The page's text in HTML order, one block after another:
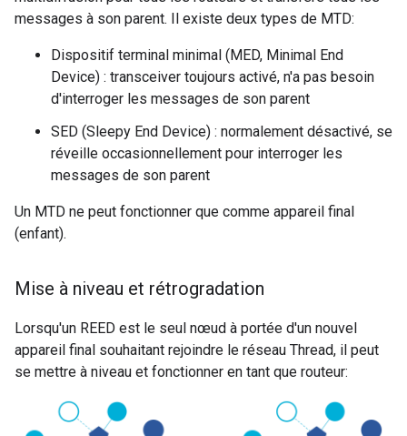
messages à son parent. Il existe deux types de MTD:
Dispositif terminal minimal (MED, Minimal End
Device) : transceiver toujours activé, n'a pas besoin
d'interroger les messages de son parent
SED (Sleepy End Device) : normalement désactivé, se
réveille occasionnellement pour interroger les
messages de son parent
Un MTD ne peut fonctionner que comme appareil final
(enfant).
Mise à niveau et rétrogradation
Lorsqu'un REED est le seul nœud à portée d'un nouvel
appareil final souhaitant rejoindre le réseau Thread, il peut
se mettre à niveau et fonctionner en tant que routeur: